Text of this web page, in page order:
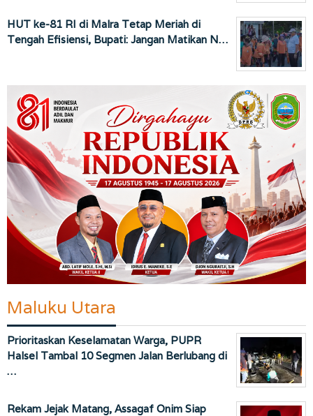
HUT ke-81 RI di Malra Tetap Meriah di
Tengah Efisiensi, Bupati: Jangan Matikan N…
Maluku Utara
Prioritaskan Keselamatan Warga, PUPR
Halsel Tambal 10 Segmen Jalan Berlubang di
…
Rekam Jejak Matang, Assagaf Onim Siap